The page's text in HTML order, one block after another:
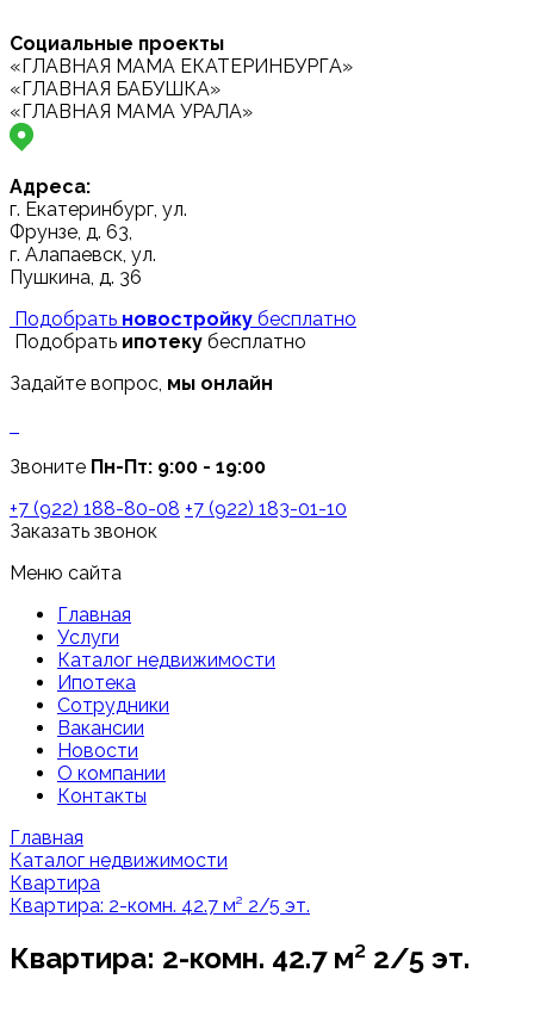
Социальные проекты
«ГЛАВНАЯ МАМА ЕКАТЕРИНБУРГА»
«ГЛАВНАЯ БАБУШКА»
«ГЛАВНАЯ МАМА УРАЛА»
Адреса:
г. Екатеринбург, ул.
Фрунзе, д. 63,
г. Алапаевск, ул.
Пушкина, д. 36
Подобрать новостройку бесплатно
Подобрать ипотеку бесплатно
Задайте вопрос, мы онлайн
Звоните Пн-Пт: 9:00 - 19:00
+7 (922) 188-80-08 +7 (922) 183-01-10
Заказать звонок
Меню сайта
Главная
Услуги
Каталог недвижимости
Ипотека
Сотрудники
Вакансии
Новости
О компании
Контакты
Главная
Каталог недвижимости
Квартира
Квартира: 2-комн. 42.7 м² 2/5 эт.
Квартира: 2-комн. 42.7 м² 2/5 эт.